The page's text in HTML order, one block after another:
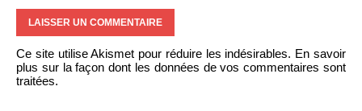
Ce site utilise Akismet pour réduire les indésirables. En savoir
plus sur la façon dont les données de vos commentaires sont
traitées.